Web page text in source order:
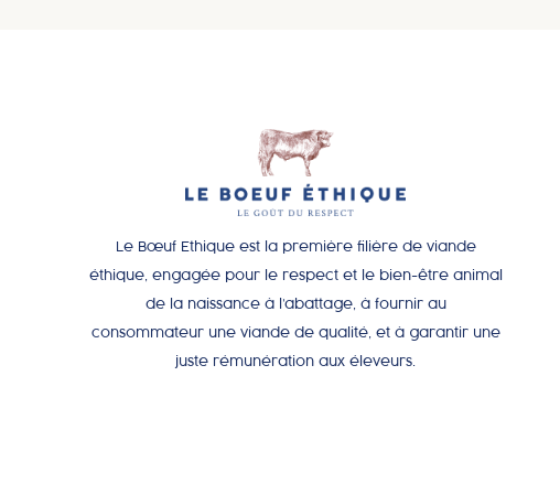
Le Bœuf Ethique est la première filière de viande
éthique, engagée pour le respect et le bien-être animal
de la naissance à l’abattage, à fournir au
consommateur une viande de qualité, et à garantir une
juste rémunération aux éleveurs.